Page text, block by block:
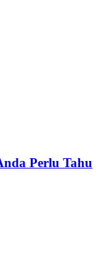
Perlu Tahu